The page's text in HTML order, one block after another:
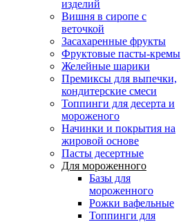
изделий
Вишня в сиропе с
веточкой
Засахаренные фрукты
Фруктовые пасты-кремы
Желейные шарики
Премиксы для выпечки,
кондитерские смеси
Топпинги для десерта и
мороженого
Начинки и покрытия на
жировой основе
Пасты десертные
Для мороженного
Базы для
мороженного
Рожки вафельные
Топпинги для